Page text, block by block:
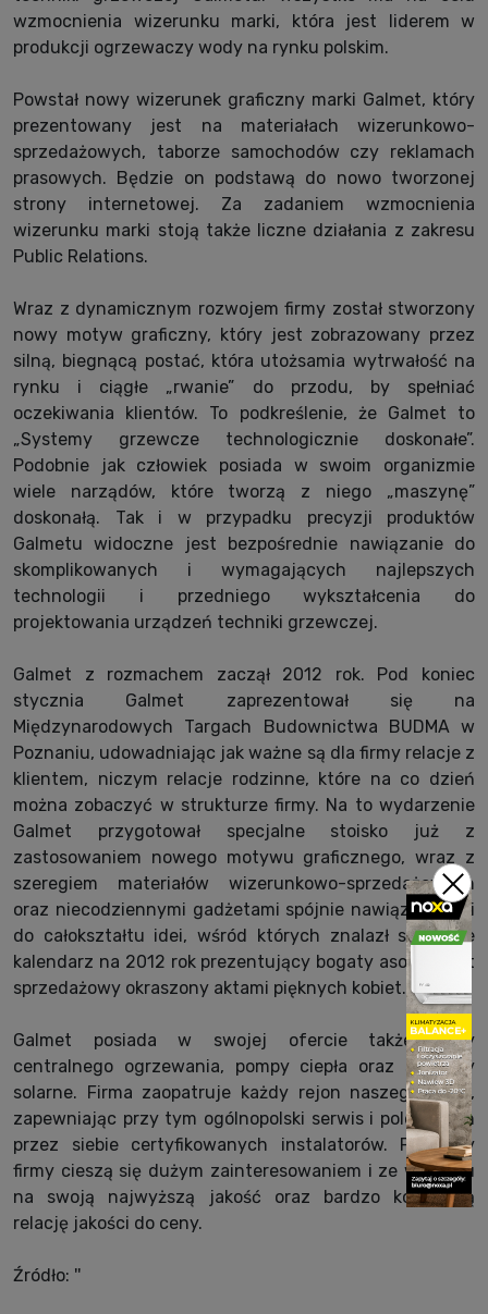
wzmocnienia wizerunku marki, która jest liderem w
produkcji ogrzewaczy wody na rynku polskim.
Powstał nowy wizerunek graficzny marki Galmet, który
prezentowany jest na materiałach wizerunkowo-
sprzedażowych, taborze samochodów czy reklamach
prasowych. Będzie on podstawą do nowo tworzonej
strony internetowej. Za zadaniem wzmocnienia
wizerunku marki stoją także liczne działania z zakresu
Public Relations.
Wraz z dynamicznym rozwojem firmy został stworzony
nowy motyw graficzny, który jest zobrazowany przez
silną, biegnącą postać, która utożsamia wytrwałość na
rynku i ciągłe „rwanie” do przodu, by spełniać
oczekiwania klientów. To podkreślenie, że Galmet to
„Systemy grzewcze technologicznie doskonałe”.
Podobnie jak człowiek posiada w swoim organizmie
wiele narządów, które tworzą z niego „maszynę”
doskonałą. Tak i w przypadku precyzji produktów
Galmetu widoczne jest bezpośrednie nawiązanie do
skomplikowanych i wymagających najlepszych
technologii i przedniego wykształcenia do
projektowania urządzeń techniki grzewczej.
Galmet z rozmachem zaczął 2012 rok. Pod koniec
stycznia Galmet zaprezentował się na
Międzynarodowych Targach Budownictwa BUDMA w
Poznaniu, udowadniając jak ważne są dla firmy relacje z
klientem, niczym relacje rodzinne, które na co dzień
można zobaczyć w strukturze firmy. Na to wydarzenie
Galmet przygotował specjalne stoisko już z
zastosowaniem nowego motywu graficznego, wraz z
szeregiem materiałów wizerunkowo-sprzedażowych
oraz niecodziennymi gadżetami spójnie nawiązującymi
do całokształtu idei, wśród których znalazł się także
kalendarz na 2012 rok prezentujący bogaty asortyment
sprzedażowy okraszony aktami pięknych kobiet.
Galmet posiada w swojej ofercie także kotły
centralnego ogrzewania, pompy ciepła oraz systemy
solarne. Firma zaopatruje każdy rejon naszego kraju,
zapewniając przy tym ogólnopolski serwis i polecanych
przez siebie certyfikowanych instalatorów. Produkty
firmy cieszą się dużym zainteresowaniem i ze względu
na swoją najwyższą jakość oraz bardzo korzystną
relację jakości do ceny.
Źródło: ''